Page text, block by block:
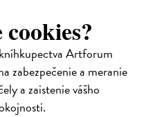
Artforum
zabezpečenie a meranie
a zaistenie vášho